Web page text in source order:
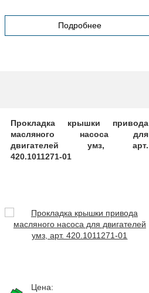
Подробнее
Прокладка крышки привода
масляного насоса для
двигателей умз, арт.
420.1011271-01
Цена: